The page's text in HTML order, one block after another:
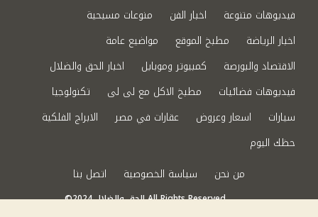
فيديوهات متنوعة
اخبار الفن
منوعات مسيحية
اخبار الرياضة
مطبخ الموقع
مواضيع عامة
الاقتصاد والبورصة
كمبيوتر وموبايل
اخبار الحق والضلال
فيديوهات فضائيات
مطبخ الاكل مع لى لى
تكنولوجيا
سيارات
اسعار وعروض عقارات في مصر
الابراج الفلكية
حظك اليوم
من نحن
سياسة الخصوصية اتصل بنا
©2024 الحق والضلال All Rights Reserved.